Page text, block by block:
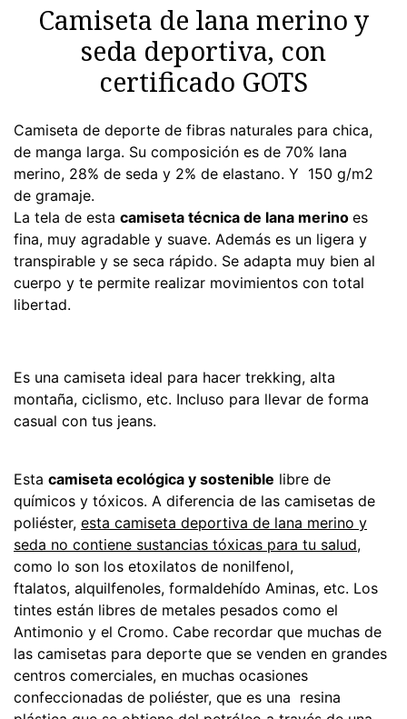
Camiseta de lana merino y
seda deportiva, con
certificado GOTS
Camiseta de deporte de fibras naturales para chica,
de manga larga. Su composición es de 70% lana
merino, 28% de seda y 2% de elastano. Y 150 g/m2
de gramaje.
La tela de esta camiseta técnica de lana merino es
fina, muy agradable y suave. Además es un ligera y
transpirable y se seca rápido. Se adapta muy bien al
cuerpo y te permite realizar movimientos con total
libertad.
Es una camiseta ideal para hacer trekking, alta
montaña, ciclismo, etc. Incluso para llevar de forma
casual con tus jeans.
Esta camiseta ecológica y sostenible libre de
químicos y tóxicos. A diferencia de las camisetas de
poliéster, esta camiseta deportiva de lana merino y
seda no contiene sustancias tóxicas para tu salud,
como lo son los etoxilatos de nonilfenol,
ftalatos, alquilfenoles, formaldehído Aminas, etc. Los
tintes están libres de metales pesados como el
Antimonio y el Cromo. Cabe recordar que muchas de
las camisetas para deporte que se venden en grandes
centros comerciales, en muchas ocasiones
confeccionadas de poliéster, que es una resina